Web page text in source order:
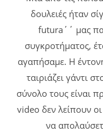
δουλειές ήταν
futura΄΄ μας
συγκροτήματος,
αγαπήσαμε. Η
ταιριάζει γάντι
σύνολο τους είναι
video δεν λείπουν
να